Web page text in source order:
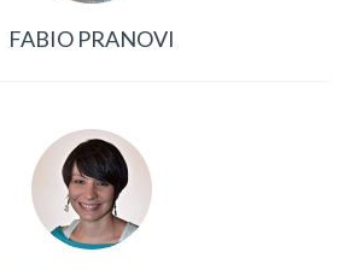
FABIO PRANOVI